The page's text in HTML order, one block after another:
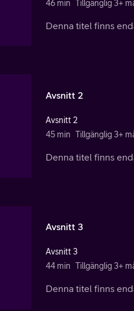
46 min Tillgänglig 3+
Denna titel finns
Avsnitt 2
Avsnitt 2
45 min Tillgänglig 3+
Denna titel finns
Avsnitt 3
Avsnitt 3
44 min Tillgänglig 3+
Denna titel finns